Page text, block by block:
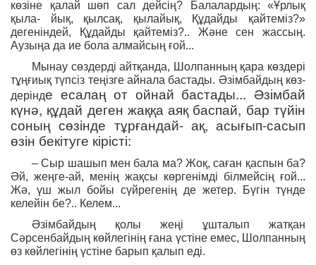
көзіне қалай шөп сал дейсің? Балалардың: «Ұрлық
қыла- йық, қылсақ, қылайық, Құдайды қайтеміз?»
дегеніндей, Құдайды қайтеміз?.. Және сен жассың.
Аузыңа да ие бола алмайсың ғой...
Мынау сөздерді айтқанда, Шолпанның қара көздері
тұңғиық түпсіз теңізге айнала бастады. Әзімбайдың көз-
дерінде есалаң от ойнай бастады... Әзімбай
күнә, құдай деген жаққа аяқ баспай, бар түйін
соның сөзінде тұрғандай- ақ, асығып-сасып
өзін бекітуге кірісті:
– Сыр шашып мен бала ма? Жоқ, саған қаспын ба?
Әй, жеңге-ай, менің жақсы көргенімді білмейсің ғой...
Жә, үш жыл бойы сүйрегенің де жетер. Бүгін түнде
келейін бе?.. Келем...
Әзімбайдың қолы жеңі ұшталып жатқан
Сәрсенбайдың көйлегінің ғана үстіне емес, Шолпанның
өз көйлегінің үстіне барып қалып еді.